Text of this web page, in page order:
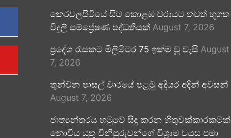
කෙරවලපිටියේ සිට කොළඹ වරායට තවත් භූගත
විදුලි සම්ප්‍රේෂණ පද්ධතියක් August 7, 2026
ප්‍රදේශ රැසකට මිලිමීටර 75 ඉක්ම වූ වැසි August
7, 2026
තුන්වන පාසල් වාරයේ පළමු අදියර අදින් අවසන්
August 7, 2026
ජාත්‍යන්තරය හමුවේ සිදු කරන හිතුවක්කාරකමක්
නොවිය යුතු විනිසුරුවන්ගේ විශ්‍රාම වයස පමා